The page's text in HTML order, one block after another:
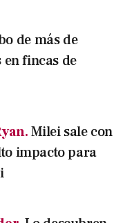
de más de
en fincas de
Milei sale con
impacto para